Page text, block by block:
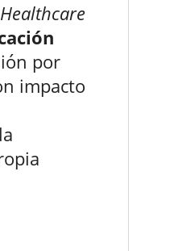
Healthcare
por
impacto